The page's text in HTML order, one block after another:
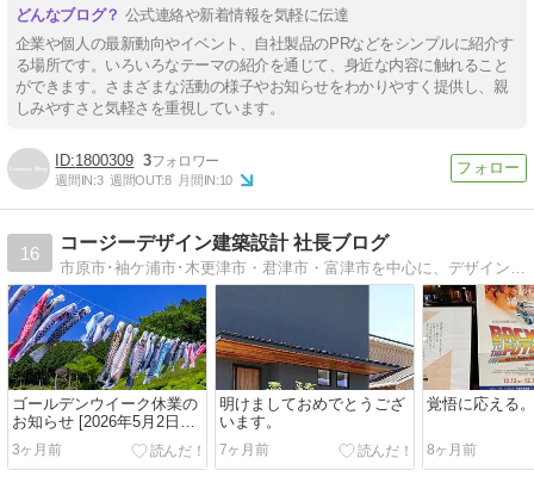
公式連絡や新着情報を気軽に伝達
企業や個人の最新動向やイベント、自社製品のPRなどをシンプルに紹介す
る場所です。いろいろなテーマの紹介を通じて、身近な内容に触れること
ができます。さまざまな活動の様子やお知らせをわかりやすく提供し、親
しみやすさと気軽さを重視しています。
1800309 3
週間IN:3 週間OUT:8 月間IN:10
16
コージーデザイン建築設計 社長ブログ
ゴールデンウイーク休業の
お知らせ [2026年5月2日
(土)～6日(水)]
3ヶ月前
明けましておめでとうござ
います。
7ヶ月前
覚悟に応える。
8ヶ月前